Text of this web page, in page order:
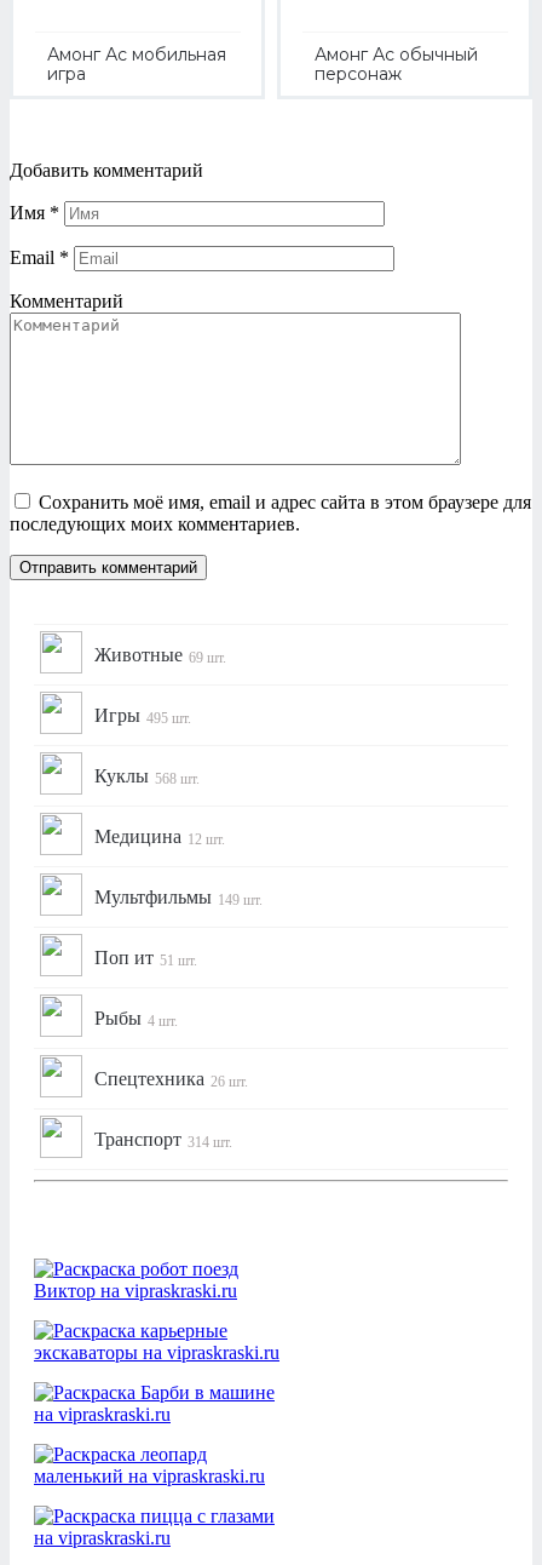
Амонг Ас мобильная
игра
Амонг Ас обычный
персонаж
Добавить комментарий
Имя *
Email *
Комментарий
Сохранить моё имя, email и адрес сайта в этом браузере для
последующих моих комментариев.
Животные 69 шт.
Игры 495 шт.
Куклы 568 шт.
Медицина 12 шт.
Мультфильмы 149 шт.
Поп ит 51 шт.
Рыбы 4 шт.
Спецтехника 26 шт.
Транспорт 314 шт.